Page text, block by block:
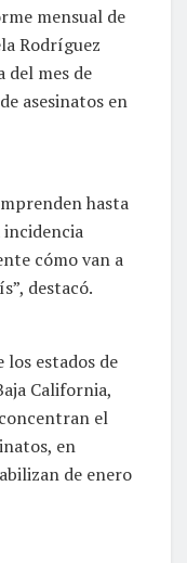
mensual de
Rodríguez
del mes de
asesinatos en
hasta
incidencia
cómo van a
destacó.
los estados de
California,
el
en
de enero